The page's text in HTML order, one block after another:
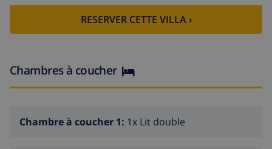
traverser. Infrastructures de la Maison: ascenseur.
Place de parking No 26. Magasins 10 m, supermarché
20 m, restaurant, café 10 m. Attractions à proximité:
noter: adapté(e) aux familles. Groupes de jeunes sur
demande seulement. Environnement très sensible au
RESERVER CETTE VILLA ›
Chambres à coucher
Chambre à coucher 1: 1x Lit double